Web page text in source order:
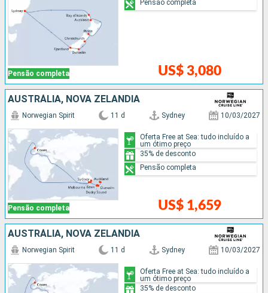
Pensão completa US$ 3,080
Pensão completa
AUSTRÁLIA, NOVA ZELÂNDIA
Pensão completa
Norwegian Spirit 11 d Sydney 10/03/2027
US$ 1,659
Oferta Free at Sea: tudo incluído a
um ótimo preço
35% de desconto
Pensão completa
AUSTRÁLIA, NOVA ZELÂNDIA
Norwegian Spirit 11 d Sydney 10/03/2027
Oferta Free at Sea: tudo incluído a
um ótimo preço
35% de desconto